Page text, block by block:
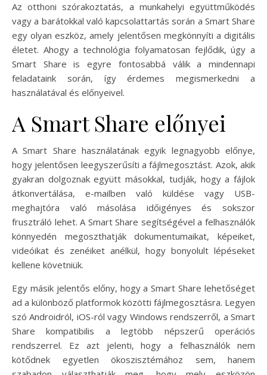
Az otthoni szórakoztatás, a munkahelyi együttműködés
vagy a barátokkal való kapcsolattartás során a Smart Share
egy olyan eszköz, amely jelentősen megkönnyíti a digitális
életet. Ahogy a technológia folyamatosan fejlődik, úgy a
Smart Share is egyre fontosabbá válik a mindennapi
feladataink során, így érdemes megismerkedni a
használatával és előnyeivel.
A Smart Share előnyei
A Smart Share használatának egyik legnagyobb előnye,
hogy jelentősen leegyszerűsíti a fájlmegosztást. Azok, akik
gyakran dolgoznak együtt másokkal, tudják, hogy a fájlok
átkonvertálása, e-mailben való küldése vagy USB-
meghajtóra való másolása időigényes és sokszor
frusztráló lehet. A Smart Share segítségével a felhasználók
könnyedén megoszthatják dokumentumaikat, képeiket,
videóikat és zenéiket anélkül, hogy bonyolult lépéseket
kellene követniük.
Egy másik jelentős előny, hogy a Smart Share lehetőséget
ad a különböző platformok közötti fájlmegosztásra. Legyen
szó Androidról, iOS-ról vagy Windows rendszerről, a Smart
Share kompatibilis a legtöbb népszerű operációs
rendszerrel. Ez azt jelenti, hogy a felhasználók nem
kötődnek egyetlen ökoszisztémához sem, hanem